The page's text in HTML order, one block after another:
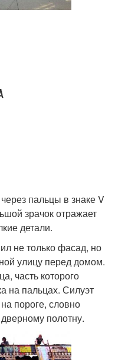
пальцы в знаке V
зрачок отражает
детали.
не только фасад, но
улицу перед домом.
часть которого
на пальцах. Силуэт
пороге, словно
полотну.